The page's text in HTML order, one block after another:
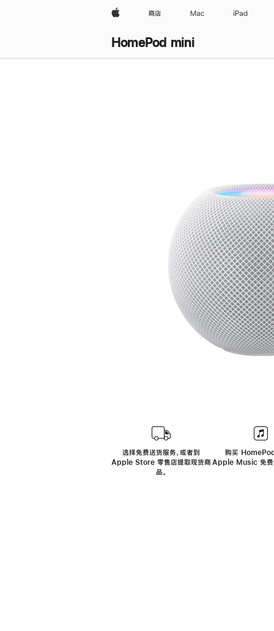
Apple 商店 Mac iPad
HomePod mini
选择免费送货服务，或者到
Apple Store 零售店提取现货商
品。
购买
Apple Music 免费